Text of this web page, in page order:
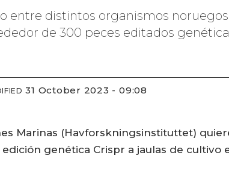
entre distintos organismos
de 300 peces editados
31 October 2023 - 09:08
Marinas (Havforskningsinstituttet)
genética Crispr a jaulas de cultivo